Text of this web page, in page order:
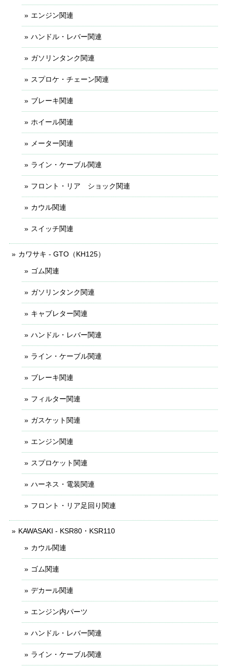
エンジン関連
ハンドル・レバー関連
ガソリンタンク関連
スプロケ・チェーン関連
ブレーキ関連
ホイール関連
メーター関連
ライン・ケーブル関連
フロント・リア ショック関連
カウル関連
スイッチ関連
カワサキ - GTO（KH125）
ゴム関連
ガソリンタンク関連
キャブレター関連
ハンドル・レバー関連
ライン・ケーブル関連
ブレーキ関連
フィルター関連
ガスケット関連
エンジン関連
スプロケット関連
ハーネス・電装関連
フロント・リア足回り関連
KAWASAKI - KSR80・KSR110
カウル関連
ゴム関連
デカール関連
エンジン内パーツ
ハンドル・レバー関連
ライン・ケーブル関連